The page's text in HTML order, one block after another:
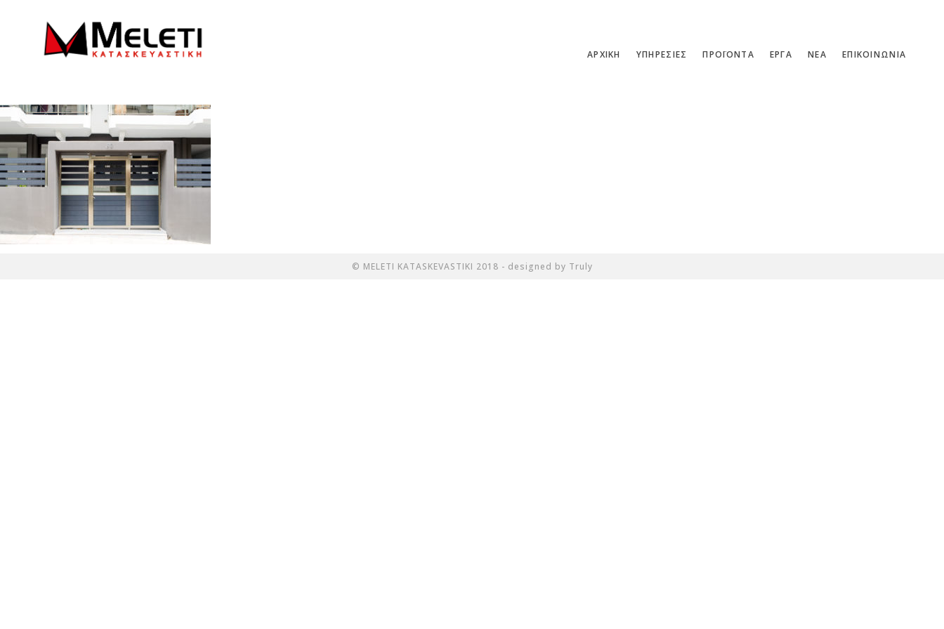
ΑΡΧΙΚΗ ΥΠΗΡΕΣΙΕΣ ΠΡΟΪΟΝΤΑ ΕΡΓΑ ΝΕΑ ΕΠΙΚΟΙΝΩΝΙΑ
© MELETI KATASKEVASTIKI 2018 - designed by Truly